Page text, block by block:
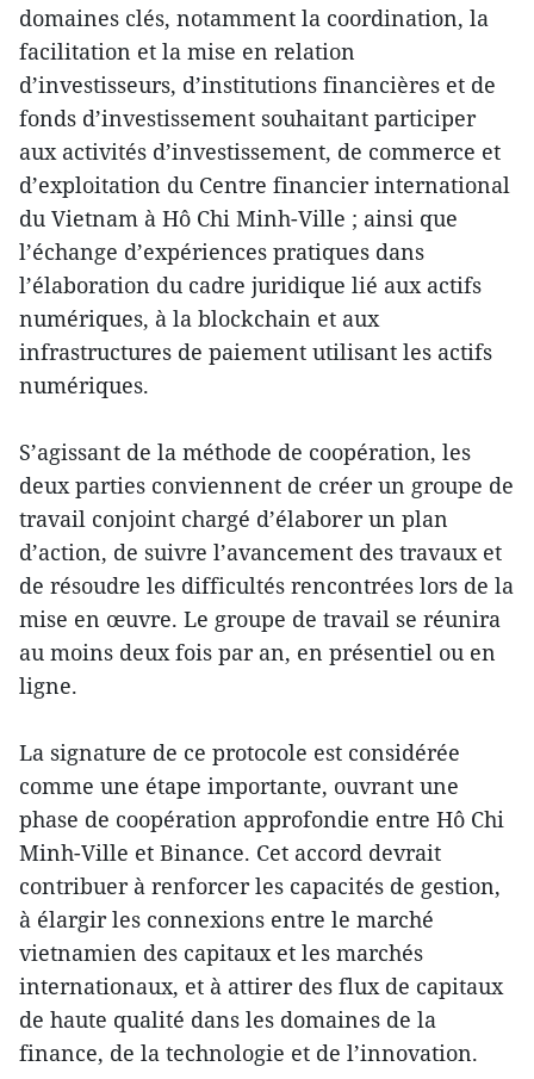
domaines clés, notamment la coordination, la
facilitation et la mise en relation
d’investisseurs, d’institutions financières et de
fonds d’investissement souhaitant participer
aux activités d’investissement, de commerce et
d’exploitation du Centre financier international
du Vietnam à Hô Chi Minh-Ville ; ainsi que
l’échange d’expériences pratiques dans
l’élaboration du cadre juridique lié aux actifs
numériques, à la blockchain et aux
infrastructures de paiement utilisant les actifs
numériques.
S’agissant de la méthode de coopération, les
deux parties conviennent de créer un groupe de
travail conjoint chargé d’élaborer un plan
d’action, de suivre l’avancement des travaux et
de résoudre les difficultés rencontrées lors de la
mise en œuvre. Le groupe de travail se réunira
au moins deux fois par an, en présentiel ou en
ligne.
La signature de ce protocole est considérée
comme une étape importante, ouvrant une
phase de coopération approfondie entre Hô Chi
Minh-Ville et Binance. Cet accord devrait
contribuer à renforcer les capacités de gestion,
à élargir les connexions entre le marché
vietnamien des capitaux et les marchés
internationaux, et à attirer des flux de capitaux
de haute qualité dans les domaines de la
finance, de la technologie et de l’innovation.